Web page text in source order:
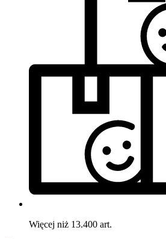
Więcej niż 13.400 art.